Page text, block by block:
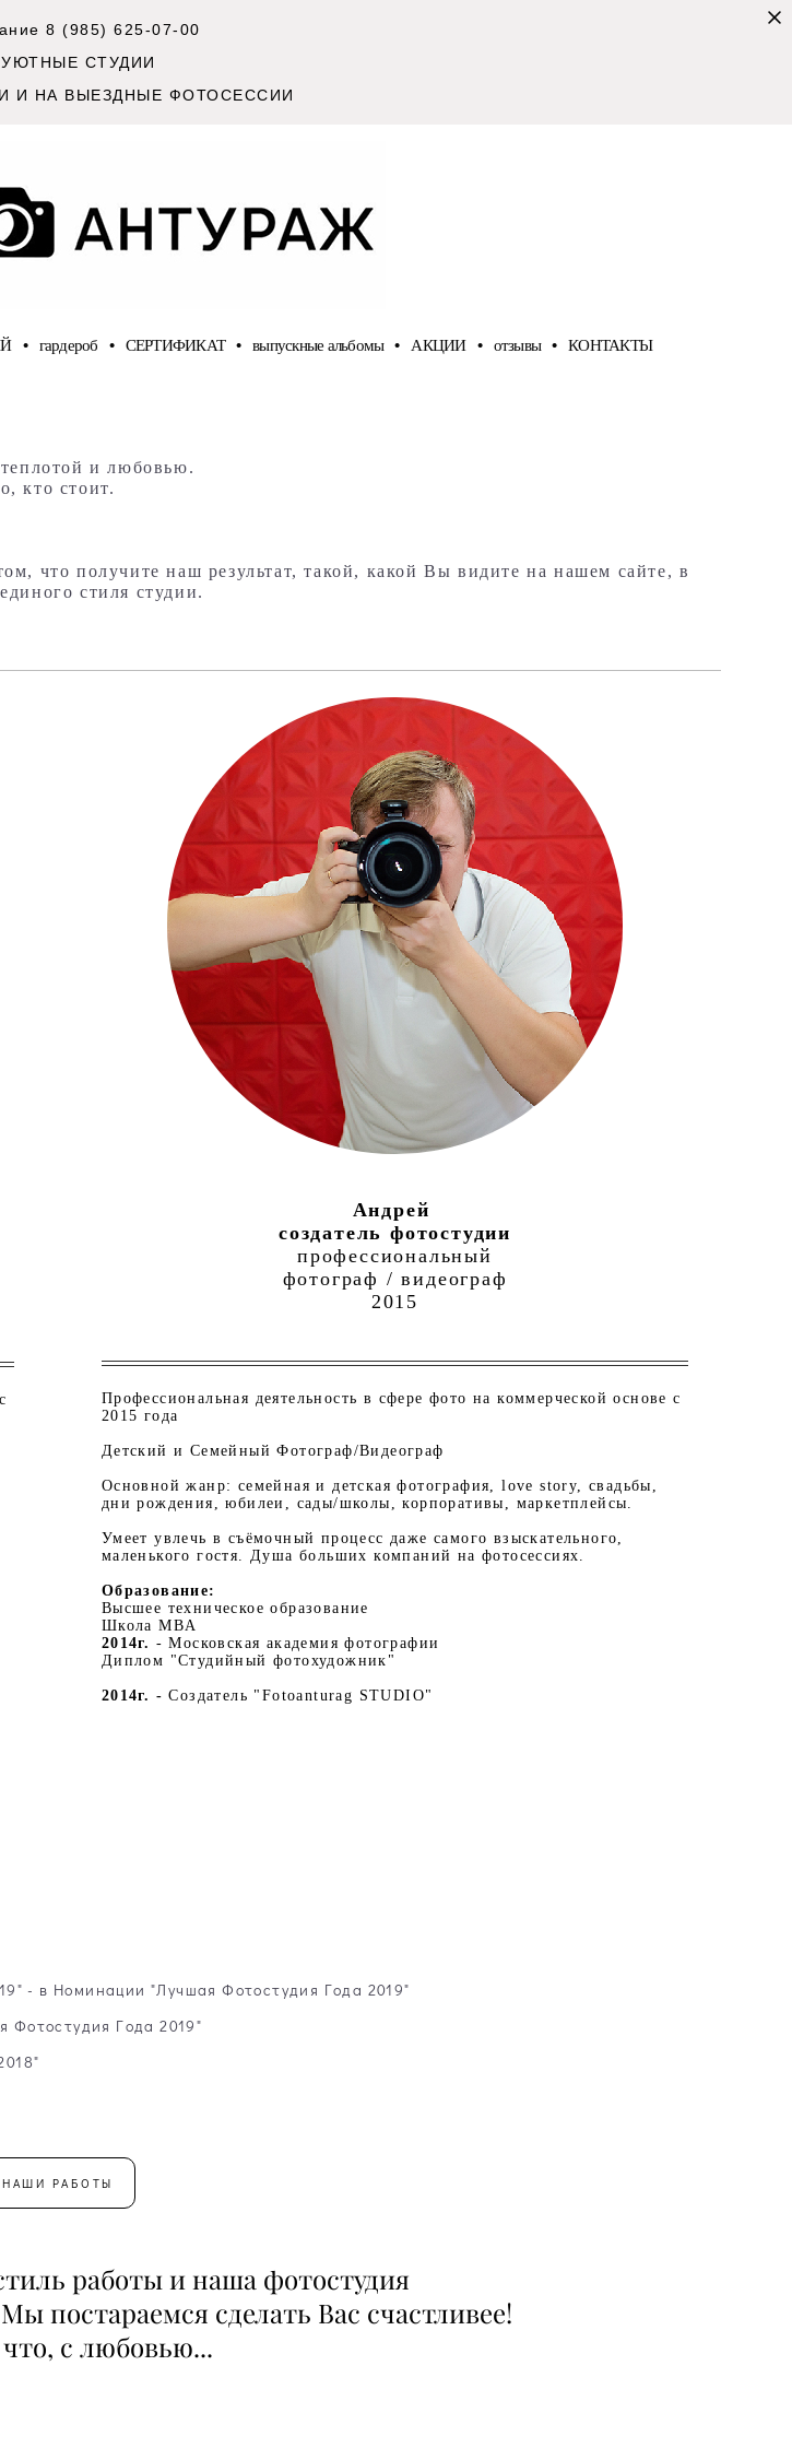
8 (985) 625-07-00
СТУДИИ
И НА ВЫЕЗДНЫЕ ФОТОСЕССИИ
• гардероб • СЕРТИФИКАТ • выпускные альбомы • АКЦИИ • отзывы • КОНТАКТЫ
и любовью.
кто стоит.
что получите наш результат, такой, какой Вы видите на нашем сайте, в
стиля студии.
Андрей
создатель фотостудии
профессиональный
фотограф / видеограф
2015
Профессиональная деятельность в сфере фото на коммерческой основе с
2015 года
Детский и Семейный Фотограф/Видеограф
Основной жанр: семейная и детская фотография, love story, свадьбы,
дни рождения, юбилеи, сады/школы, корпоративы, маркетплейсы.
Умеет увлечь в съёмочный процесс даже самого взыскательного,
маленького гостя. Душа больших компаний на фотосессиях.
Образование:
Высшее техническое образование
Школа MBA
2014г. - Московская академия фотографии
Диплом "Студийный фотохудожник"
2014г. - Создатель "Fotoanturag STUDIO"
- в Номинации "Лучшая Фотостудия Года 2019"
Фотостудия Года 2019"
НАШИ РАБОТЫ
работы и наша фотостудия
постараемся сделать Вас счастливее!
с любовью...